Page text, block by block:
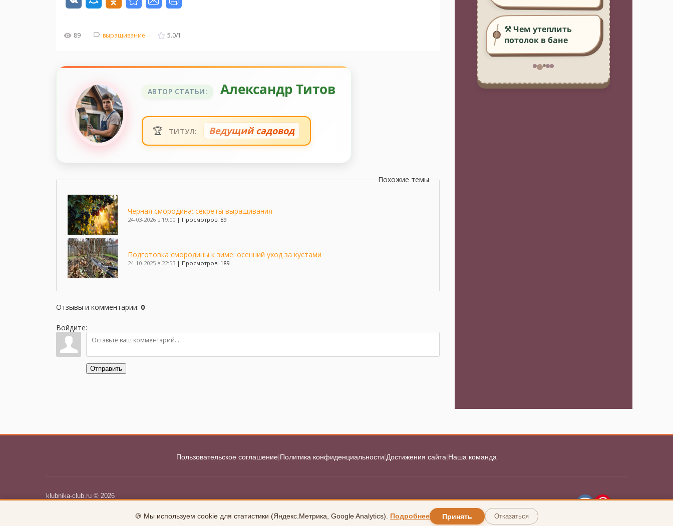
🍪 Мы используем cookie для статистики (Яндекс.Метрика, Google Analytics). Подробнее Принять Отказаться
89 выращивание 5.0/1
АВТОР СТАТЬИ: Александр Титов
🏆 ТИТУЛ: Ведущий садовод
Похожие темы
Черная смородина: секреты выращивания
24-03-2026 в 19:00| Просмотров: 89
Подготовка смородины к зиме: осенний уход за кустами
24-10-2025 в 22:53| Просмотров: 189
Отзывы и комментарии: 0
Войдите:
Отправить
⚒️ Чем утеплить
потолок в бане
Пользовательское соглашение|Политика конфиденциальности|Достижения сайта|Наша команда
klubnika-club.ru © 2026